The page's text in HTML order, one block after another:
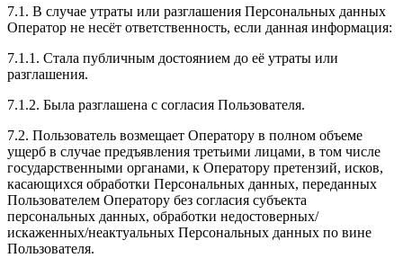
7.1. В случае утраты или разглашения Персональных данных
Оператор не несёт ответственность, если данная информация:
7.1.1. Стала публичным достоянием до её утраты или
разглашения.
7.1.2. Была разглашена с согласия Пользователя.
7.2. Пользователь возмещает Оператору в полном объеме
ущерб в случае предъявления третьими лицами, в том числе
государственными органами, к Оператору претензий, исков,
касающихся обработки Персональных данных, переданных
Пользователем Оператору без согласия субъекта
персональных данных, обработки недостоверных/
искаженных/неактуальных Персональных данных по вине
Пользователя.